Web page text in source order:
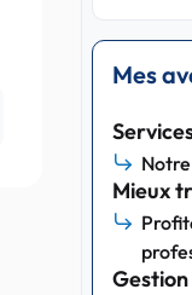
Mes
Mieux